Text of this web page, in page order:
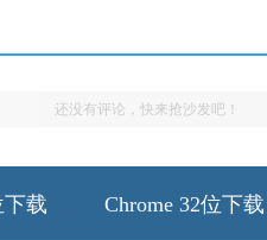
还没有评论，快来抢沙发吧！
下载 Chrome 32位下载